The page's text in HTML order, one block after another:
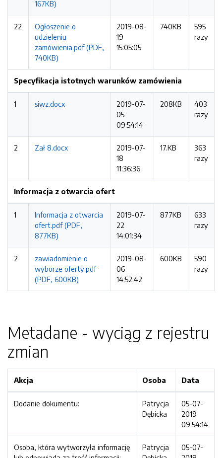
167KB)
22
Ogłoszenie o
udzieleniu
zamówienia.pdf (PDF,
740KB)
2019-08-
19
15:05:05
740KB
595
razy
Specyfikacja istotnych warunków zamówienia
1 siwz.docx
2019-07-
05
09:54:14
208KB
403
razy
2 Zał 8.docx
2019-07-
18
11:36:36
17.KB
363
razy
Informacja z otwarcia ofert
1
Informacja z otwarcia
ofert.pdf (PDF,
877KB)
2019-07-
22
14:01:34
877KB
633
razy
2
zawiadomienie o
wyborze oferty.pdf
(PDF, 600KB)
2019-08-
06
14:52:42
600KB
590
razy
Metadane - wyciąg z rejestru
zmian
Akcja Osoba Data
Dodanie dokumentu:
Patrycja
Dębicka
05-07-
2019
09:54:14
Osoba, która wytworzyła informację
Patrycja
05-07-